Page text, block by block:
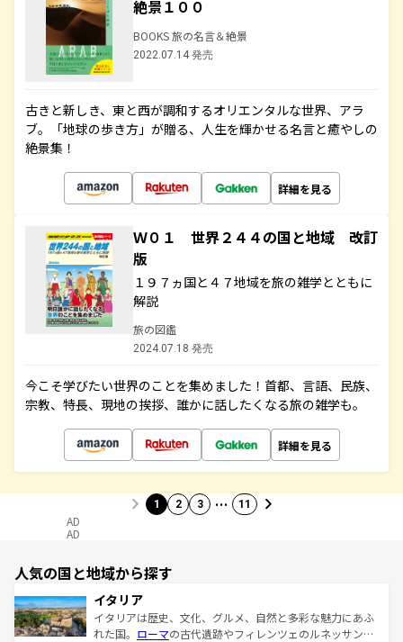
絶景１００
BOOKS 旅の名言＆絶景
2022.07.14 発売
古きと新しき、東と西が調和するオリエンタルな世界、アラ
ブ。「地球の歩き方」が贈る、人生を輝かせる名言と癒やしの
絶景集！
詳細を見る
Ｗ０１ 世界２４４の国と地域 改訂
版
１９７ヵ国と４７地域を旅の雑学とともに
解説
旅の図鑑
2024.07.18 発売
今こそ学びたい世界のことを集めました！首都、言語、民族、
宗教、特長、現地の挨拶、誰かに話したくなる旅の雑学も。
詳細を見る
1 2 3 … 11
AD
AD
人気の国と地域から探す
イタリア
イタリアは歴史、文化、グルメ、自然と多彩な魅力にあふ
れた国。 ローマの古代遺跡やフィレンツェのルネッサンス